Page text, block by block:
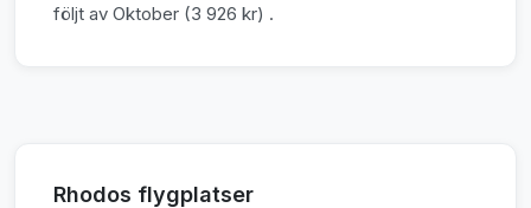
följt av Oktober (3 926 kr) .
Rhodos flygplatser